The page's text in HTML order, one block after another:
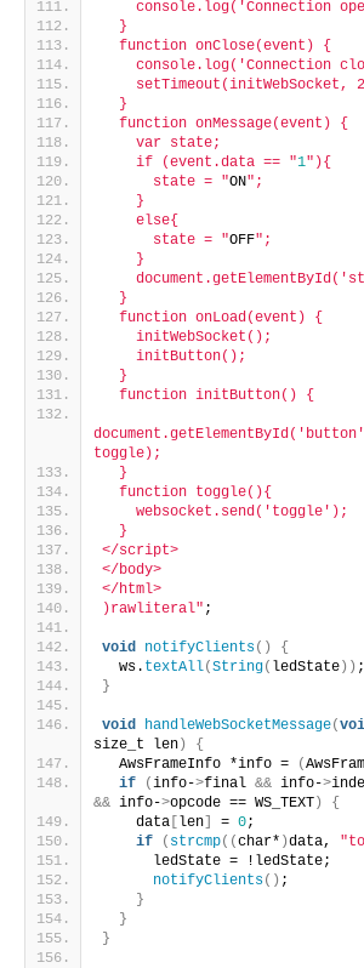
console.log('Connection
  }
  function onClose(event) {
console.log('Connection
setTimeout(initWebSocket,
  }
  function onMessage(event) {
    var state;
    if (event.data == "
1"){
      state = "
ON";
    }
    else{
      state = "
OFF";
    }
  }
  function onLoad(event) {
    initWebSocket();
    initButton();
  }
  function initButton() {
toggle);
  }
  function toggle(){
    websocket.send('toggle');
  }
</script>
</body>
</html>
)rawliteral" ;
void notifyClients()
{
  ws.
textAll(String( ledState )) ;
}
void handleWebSocketMessage(
size_t len )
{
  AwsFrameInfo *info =
(
if
(info->final && info->
&& info->opcode == WS_TEXT )
{
    data
len = 0;
if
( strcmp((char* )data,
      ledState = !ledState;
notifyClients() ;
}
}
}